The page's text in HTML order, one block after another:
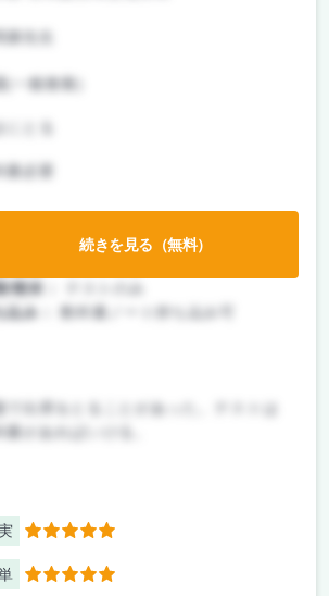
(一般教養)
書必要
/中間：
/期末：
込み：
教科書ノート持ち込み可
で出席をとることがあった。テストは
書があればいける。
5
5
続きを見る（無料）